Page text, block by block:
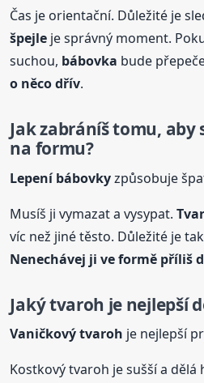
Čas je orientační. Důležité je
špejle je správný moment.
suchou, bábovka bude
o něco dřív.
Jak zabráníš tomu, aby
na formu?
Lepení bábovkyzpůsobuje
Musíš ji vymazat a vysypat.
víc než jiné těsto. Důležité je
Nenechávej ji ve formě příliš
Jaký tvaroh je nejlepší
Vaničkový tvaroh je nejlepší
Kostkový tvaroh je sušší a dělá